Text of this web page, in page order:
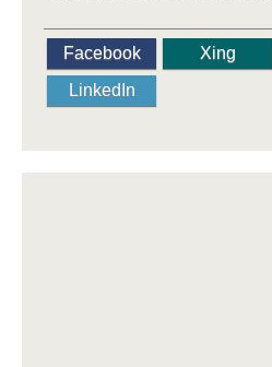
Facebook Xing
LinkedIn